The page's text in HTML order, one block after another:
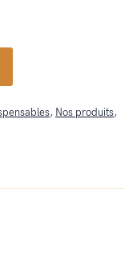
, Nos produits,